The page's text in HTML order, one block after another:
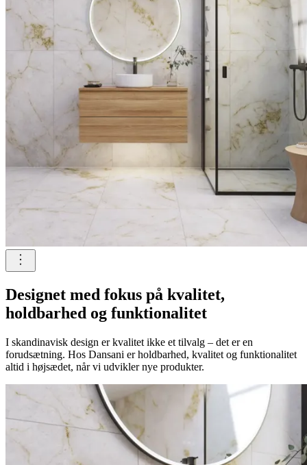
Designet med fokus på kvalitet,
holdbarhed og funktionalitet
I skandinavisk design er kvalitet ikke et tilvalg – det er en
forudsætning. Hos Dansani er holdbarhed, kvalitet og funktionalitet
altid i højsædet, når vi udvikler nye produkter.